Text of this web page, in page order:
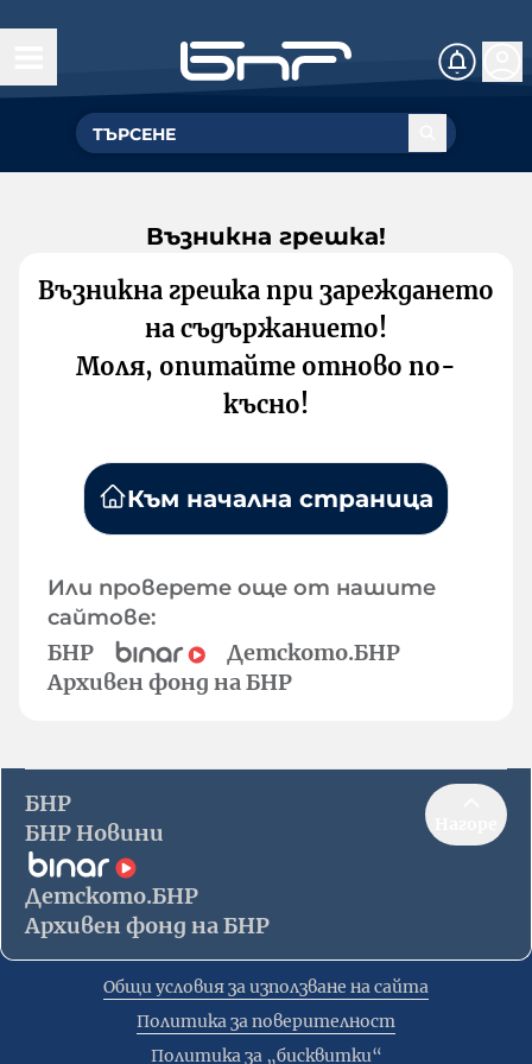
Възникна грешка!
Възникна грешка при зареждането
на съдържанието!
Моля, опитайте отново по-
късно!
Към начална страница
Или проверете още от нашите
сайтове:
БНР
Детското.БНР
Архивен фонд на БНР
БНР
БНР Новини
Детското.БНР
Архивен фонд на БНР
Общи условия за използване на сайта
Политика за поверителност
Политика за „бисквитки“